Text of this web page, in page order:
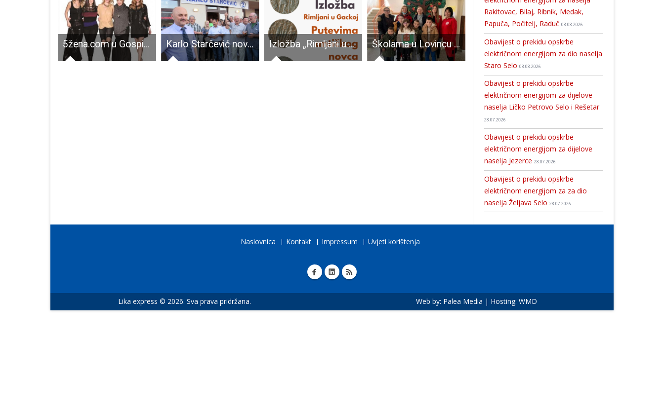
5žena.com u Gospiću Karlo Starčević novi gradonačelnik Gospića!!! Izložba „Rimljani u Gackoj: Putevima antičkog novca“ u Muzeju Gacke Školama u Lovincu i Klancu uručene potvrde “Sigurna škola” Bogat glazbeni program u Brinju- 14. Castle rock festival!!!
Rakitovac, Bilaj, Ribnik, Medak,
Papuča, Počitelj, Raduč 03.08.2026
Obavijest o prekidu opskrbe
električnom energijom za dio naselja
Staro Selo 03.08.2026
Obavijest o prekidu opskrbe
električnom energijom za dijelove
naselja Ličko Petrovo Selo i Rešetar
28.07.2026
Obavijest o prekidu opskrbe
električnom energijom za dijelove
naselja Jezerce 28.07.2026
Obavijest o prekidu opskrbe
električnom energijom za za dio
naselja Željava Selo 28.07.2026
Naslovnica Kontakt Impressum Uvjeti korištenja
Lika express © 2026. Sva prava pridržana. Web by: Palea Media | Hosting: WMD